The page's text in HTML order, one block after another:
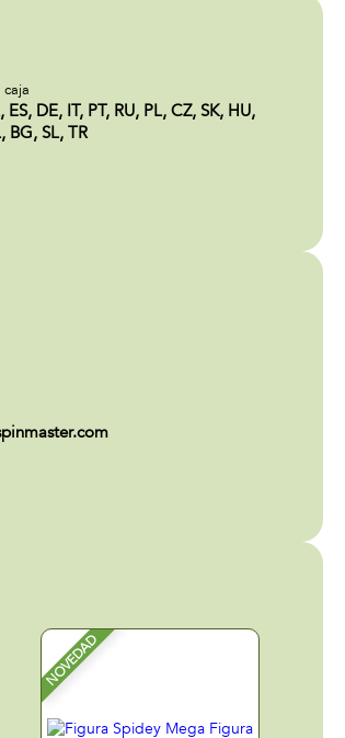
ES, DE, IT, PT, RU, PL, CZ, SK, HU,
BG, SL, TR
NOVEDAD